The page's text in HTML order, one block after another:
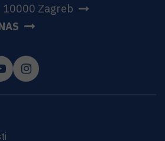
10000 Zagreb